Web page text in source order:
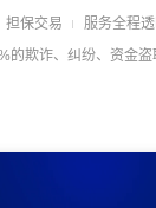
担保交易 服务全程透
的欺诈、纠纷、资金盗